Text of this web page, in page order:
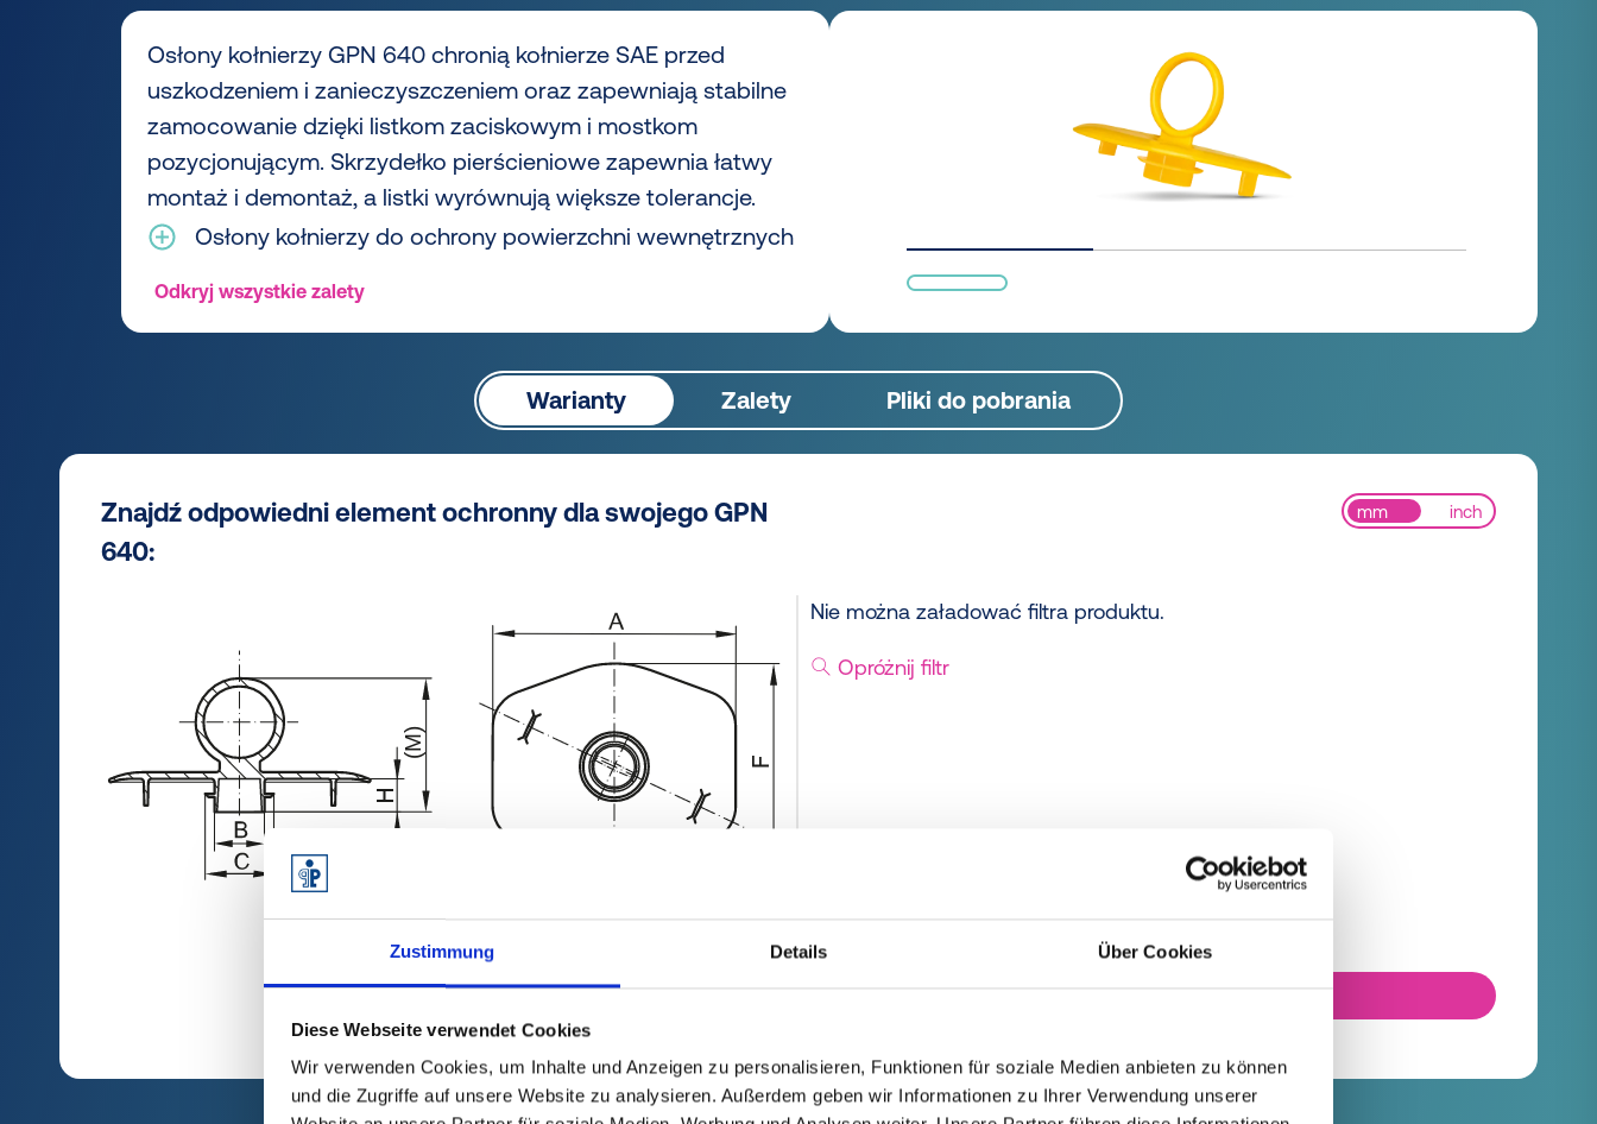
Zustimmung Details Über Cookies
Diese Webseite verwendet Cookies
Wir verwenden Cookies, um Inhalte und Anzeigen zu personalisieren, Funktionen für soziale Medien anbieten zu können
und die Zugriffe auf unsere Website zu analysieren. Außerdem geben wir Informationen zu Ihrer Verwendung unserer
Osłony kołnierzy GPN 640 chronią kołnierze SAE przed
uszkodzeniem i zanieczyszczeniem oraz zapewniają stabilne
zamocowanie dzięki listkom zaciskowym i mostkom
pozycjonującym. Skrzydełko pierścieniowe zapewnia łatwy
montaż i demontaż, a listki wyrównują większe tolerancje.
Osłony kołnierzy do ochrony powierzchni wewnętrznych
Odkryj wszystkie zalety
Warianty Zalety Pliki do pobrania
Znajdź odpowiedni element ochronny dla swojego GPN
640:
Nie można załadować filtra produktu.
mm inch
Opróżnij filtr
ZNAJDŹ ARTYKUŁ